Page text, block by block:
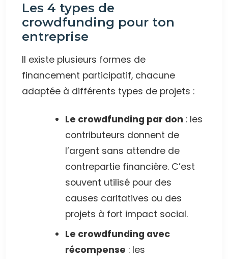
Les 4 types de
crowdfunding pour ton
entreprise
Il existe plusieurs formes de
financement participatif, chacune
adaptée à différents types de projets :
Le crowdfunding par don : les
contributeurs donnent de
l’argent sans attendre de
contrepartie financière. C’est
souvent utilisé pour des
causes caritatives ou des
projets à fort impact social.
Le crowdfunding avec
récompense : les